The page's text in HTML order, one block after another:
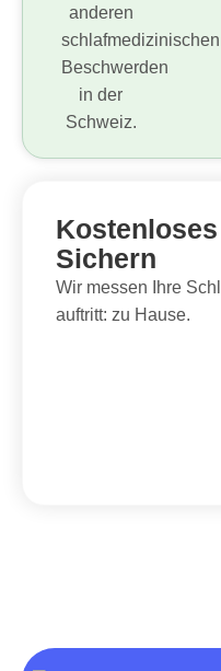
Sichern
Wir messen Ihre
auftritt: zu Hause.